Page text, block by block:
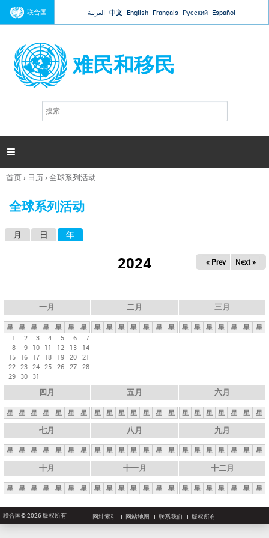
Jump to navigation
联合国 العربية 中文 English Français Русский Español
难民和移民
搜
索

你
这
首页› 日历›全球系列活动
全球系列活动
月 日 年
2024 « Prev Next »
一月
星 星 星 星 星 星
星
1
2 3 4 5 6
7
8
9 10 11 12 13
14
15 16 17 18 19 20 21
22 23 24 25 26 27 28
29 30 31
二月
星 星 星 星 星 星 星
三月
星 星 星 星 星 星 星
四月
星 星 星 星 星 星 星
五月
星 星 星 星 星 星 星
六月
星 星 星 星 星 星 星
七月
星 星 星 星 星 星 星
八月
星 星 星 星 星 星 星
九月
星 星 星 星 星 星 星
十月
星 星 星 星 星 星 星
十一月
星 星 星 星 星 星 星
十二月
星 星 星 星 星 星 星
联合国© 2026 版权所有 网址索引 网站地图 联系我们 版权所有